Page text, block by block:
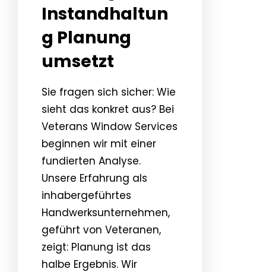
Instandhaltun
g Planung
umsetzt
Sie fragen sich sicher: Wie
sieht das konkret aus? Bei
Veterans Window Services
beginnen wir mit einer
fundierten Analyse.
Unsere Erfahrung als
inhabergeführtes
Handwerksunternehmen,
geführt von Veteranen,
zeigt: Planung ist das
halbe Ergebnis. Wir